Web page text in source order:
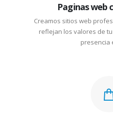
Paginas web
Creamos sitios web
reflejan los valores de
presencia